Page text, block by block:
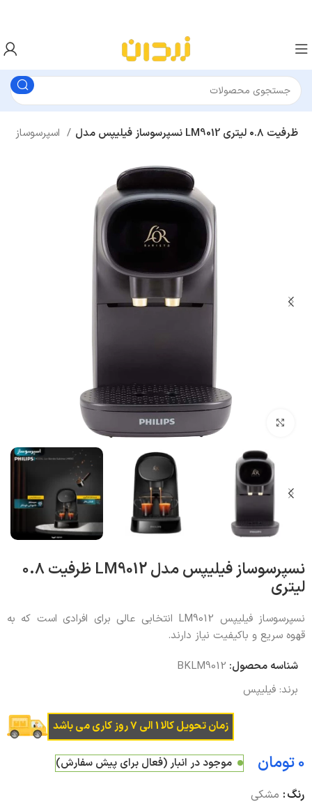
نسپرسوساز فیلیپس مدل LM9012 ظرفیت ۰.۸ لیتری
بزرگنمایی تصویر
نسپرسوساز فیلیپس مدل LM9012 ظرفیت ۰.۸
لیتری
نسپرسوساز فیلیپس LM9012 انتخابی عالی برای افرادی است که به
قهوه سریع و باکیفیت نیاز دارند.
شناسه محصول: BKLM9012
برند:فیلیپس
زمان تحویل کالا 1 الی 7 روز کاری می باشد
تومان موجود در انبار (فعال برای پیش سفارش)
رنگ مشکی